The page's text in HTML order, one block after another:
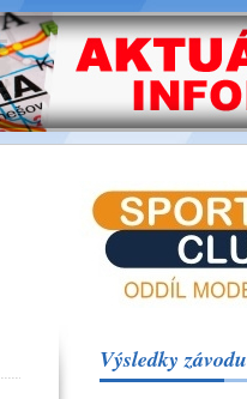
Výsledky závodu